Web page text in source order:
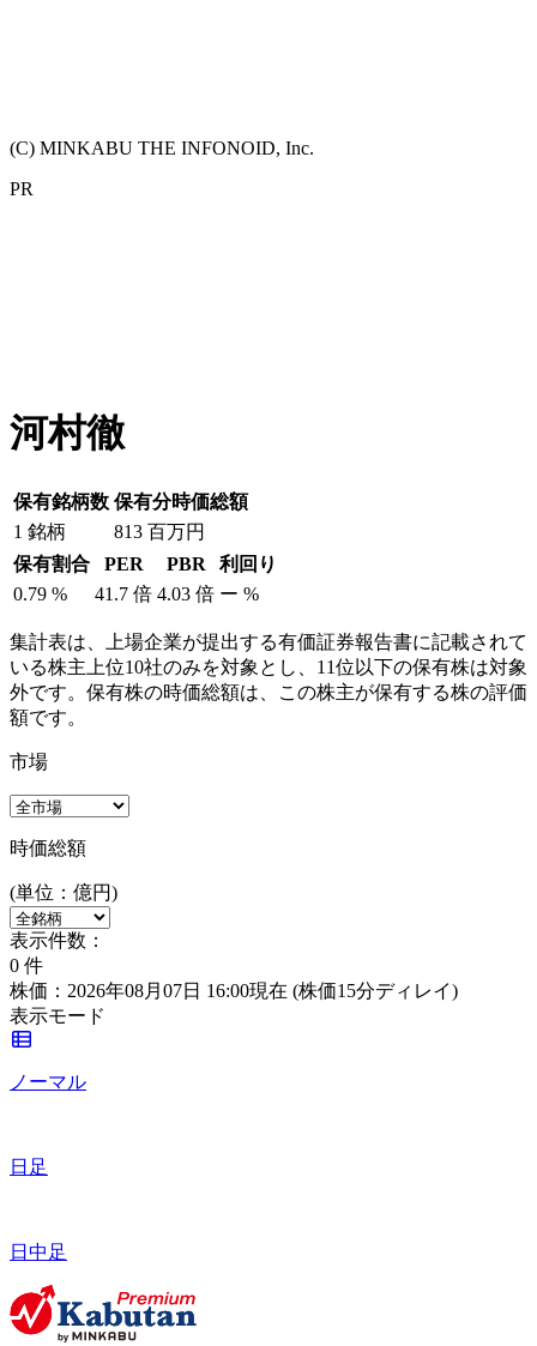
(C) MINKABU THE INFONOID, Inc.
PR
河村徹
保有銘柄数 保有分時価総額
1 銘柄 813 百万円
保有割合
PER PBR
利回り
0.79 % 41.7 倍 4.03 倍 ー %
集計表は、上場企業が提出する有価証券報告書に記載されて
いる株主上位10社のみを対象とし、11位以下の保有株は対象
外です。保有株の時価総額は、この株主が保有する株の評価
額です。
市場
時価総額
(単位：億円)
表示件数：
0 件
株価：2026年08月07日 16:00現在 (株価15分ディレイ)
表示モード
ノーマル
日足
日中足